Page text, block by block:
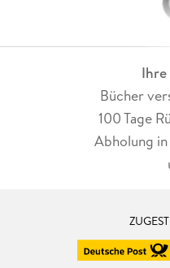
Bücher
100 Tage
Abholung